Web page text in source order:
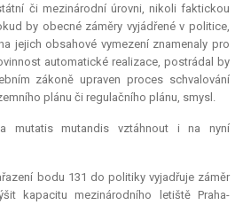
či mezinárodní úrovni, nikoli faktickou
by obecné záměry vyjádřené v politice,
jejich obsahové vymezení znamenaly pro
automatické realizace, postrádal by
zákoně upraven proces schvalování
plánu či regulačního plánu, smysl.
mutatis mutandis vztáhnout i na nyní
bodu 131 do politiky vyjadřuje záměr
kapacitu mezinárodního letiště Praha-